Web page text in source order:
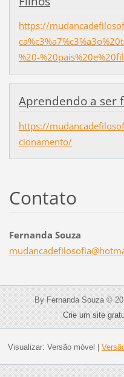
https://
%20-
Aprendendo a ser
https://
cionamento/
Contato
Fernanda Souza
mudancadefilosof
By Fernanda Souza ©
Crie um site
Visualizar: Versão móvel